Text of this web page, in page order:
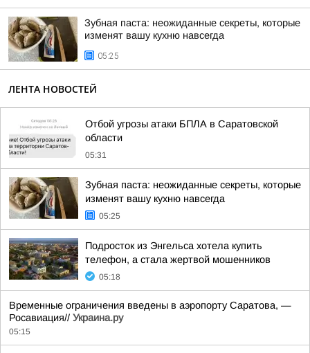
Зубная паста: неожиданные секреты, которые
изменят вашу кухню навсегда
05:25
ЛЕНТА НОВОСТЕЙ
Отбой угрозы атаки БПЛА в Саратовской
области
05:31
Зубная паста: неожиданные секреты, которые
изменят вашу кухню навсегда
05:25
Подросток из Энгельса хотела купить
телефон, а стала жертвой мошенников
05:18
Временные ограничения введены в аэропорту Саратова, —
Росавиация// Украина.ру
05:15